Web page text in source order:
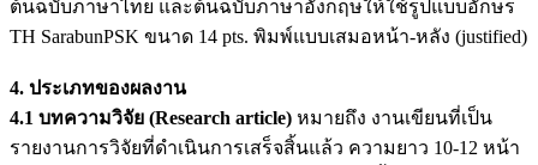
ต้นฉบับภาษาไทย และต้นฉบับภาษาอังกฤษให้ใช้รูปแบบอักษร
TH SarabunPSK ขนาด 14 pts. พิมพ์แบบเสมอหน้า-หลัง (justified)
4. ประเภทของผลงาน
4.1 บทความวิจัย (Research article) หมายถึง งานเขียนที่เป็น
รายงานการวิจัยที่ดำเนินการเสร็จสิ้นแล้ว ความยาว 10-12 หน้า